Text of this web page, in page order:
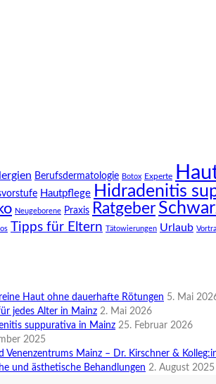
Berufsdermatologie Botox Experte
Hautpflege Hidradenitis
Neugeborene Praxis Ratgeber
Tipps für Eltern Tätowierungen Urlaub
Haut ohne dauerhafte Rötungen 5. Mai
jedes Alter in Mainz 2. Mai 2026
suppurativa in Mainz 25. Februar 2026
2025
Mainz – Dr. Kirschner &
und ästhetische Behandlungen 2. August 2025